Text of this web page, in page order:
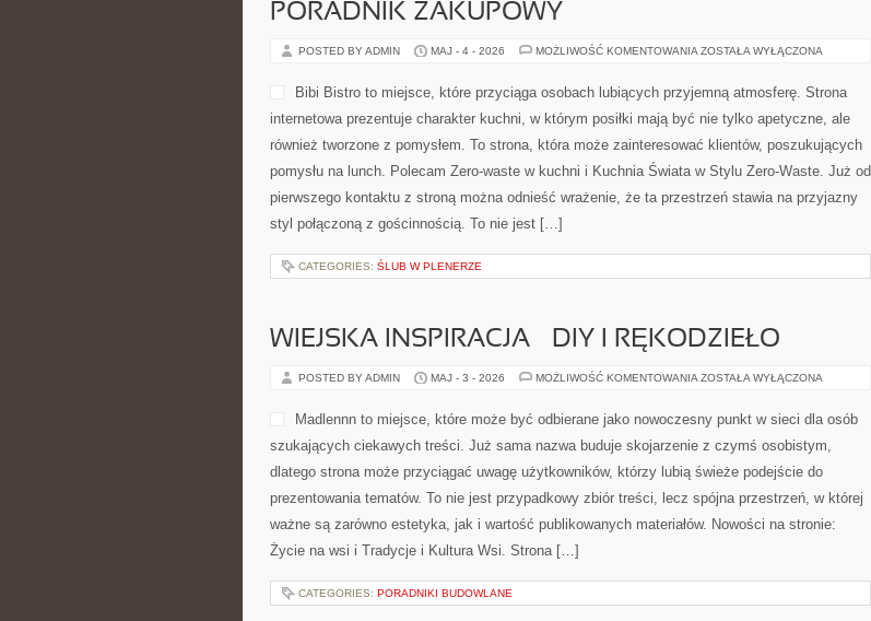
PORADNIK ZAKUPOWY
POSTED BY ADMIN MAJ - 4 - 2026 MOŻLIWOŚĆ KOMENTOWANIA PORADNIK
ZOSTAŁA WYŁĄCZONA
Bibi Bistro to miejsce, które przyciąga osobach lubiących przyjemną atmosferę. Strona
internetowa prezentuje charakter kuchni, w którym posiłki mają być nie tylko apetyczne, ale
również tworzone z pomysłem. To strona, która może zainteresować klientów, poszukujących
pomysłu na lunch. Polecam Zero-waste w kuchni i Kuchnia Świata w Stylu Zero-Waste. Już od
pierwszego kontaktu z stroną można odnieść wrażenie, że ta przestrzeń stawia na przyjazny
styl połączoną z gościnnością. To nie jest […]
CATEGORIES: ŚLUB W PLENERZE
WIEJSKA INSPIRACJA – DIY I RĘKODZIEŁO
POSTED BY ADMIN MAJ - 3 - 2026 MOŻLIWOŚĆ KOMENTOWANIA WIEJSKA
ZOSTAŁA WYŁĄCZONA
Madlennn to miejsce, które może być odbierane jako nowoczesny punkt w sieci dla osób
szukających ciekawych treści. Już sama nazwa buduje skojarzenie z czymś osobistym,
dlatego strona może przyciągać uwagę użytkowników, którzy lubią świeże podejście do
prezentowania tematów. To nie jest przypadkowy zbiór treści, lecz spójna przestrzeń, w której
ważne są zarówno estetyka, jak i wartość publikowanych materiałów. Nowości na stronie:
Życie na wsi i Tradycje i Kultura Wsi. Strona […]
CATEGORIES: PORADNIKI BUDOWLANE